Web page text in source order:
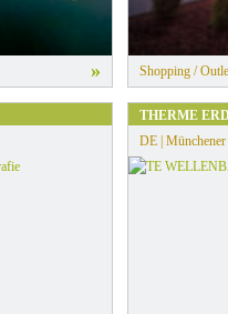
» Shopping /
THERME
DE |